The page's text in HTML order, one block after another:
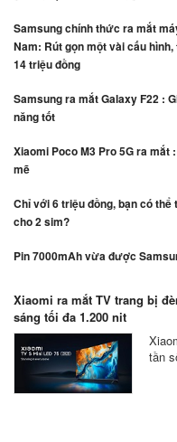
Samsung chính thức ra mắt
Nam: Rút gọn một vài cấu
14 triệu đồng
Samsung ra mắt Galaxy F22 :
năng tốt
Xiaomi Poco M3 Pro 5G ra
mẽ
Chỉ với 6 triệu đồng, bạn có
cho 2 sim?
Pin 7000mAh vừa được
Xiaomi ra mắt TV trang bị
sáng tối đa 1.200 nit
tần